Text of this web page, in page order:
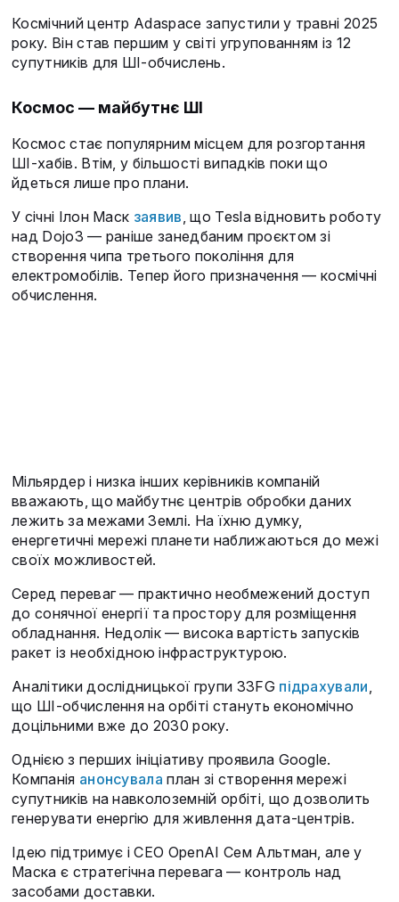
Космічний центр Adaspace запустили у травні 2025
року. Він став першим у світі угрупованням із 12
супутників для ШІ-обчислень.
Космос — майбутнє ШІ
Космос стає популярним місцем для розгортання
ШІ-хабів. Втім, у більшості випадків поки що
йдеться лише про плани.
У січні Ілон Маск заявив, що Tesla відновить роботу
над Dojo3 — раніше занедбаним проєктом зі
створення чипа третього покоління для
електромобілів. Тепер його призначення — космічні
обчислення.
Мільярдер і низка інших керівників компаній
вважають, що майбутнє центрів обробки даних
лежить за межами Землі. На їхню думку,
енергетичні мережі планети наближаються до межі
своїх можливостей.
Серед переваг — практично необмежений доступ
до сонячної енергії та простору для розміщення
обладнання. Недолік — висока вартість запусків
ракет із необхідною інфраструктурою.
Аналітики дослідницької групи 33FG підрахували,
що ШІ-обчислення на орбіті стануть економічно
доцільними вже до 2030 року.
Однією з перших ініціативу проявила Google.
Компанія анонсувала план зі створення мережі
супутників на навколоземній орбіті, що дозволить
генерувати енергію для живлення дата-центрів.
Ідею підтримує і CEO OpenAI Сем Альтман, але у
Маска є стратегічна перевага — контроль над
засобами доставки.